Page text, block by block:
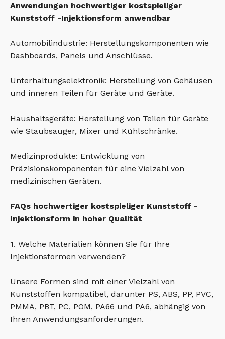
Anwendungen hochwertiger kostspieliger
Kunststoff -Injektionsform anwendbar
Automobilindustrie: Herstellungskomponenten wie
Dashboards, Panels und Anschlüsse.
Unterhaltungselektronik: Herstellung von Gehäusen
und inneren Teilen für Geräte und Geräte.
Haushaltsgeräte: Herstellung von Teilen für Geräte
wie Staubsauger, Mixer und Kühlschränke.
Medizinprodukte: Entwicklung von
Präzisionskomponenten für eine Vielzahl von
medizinischen Geräten.
FAQs hochwertiger kostspieliger Kunststoff -
Injektionsform in hoher Qualität
1. Welche Materialien können Sie für Ihre
Injektionsformen verwenden?
Unsere Formen sind mit einer Vielzahl von
Kunststoffen kompatibel, darunter PS, ABS, PP, PVC,
PMMA, PBT, PC, POM, PA66 und PA6, abhängig von
Ihren Anwendungsanforderungen.